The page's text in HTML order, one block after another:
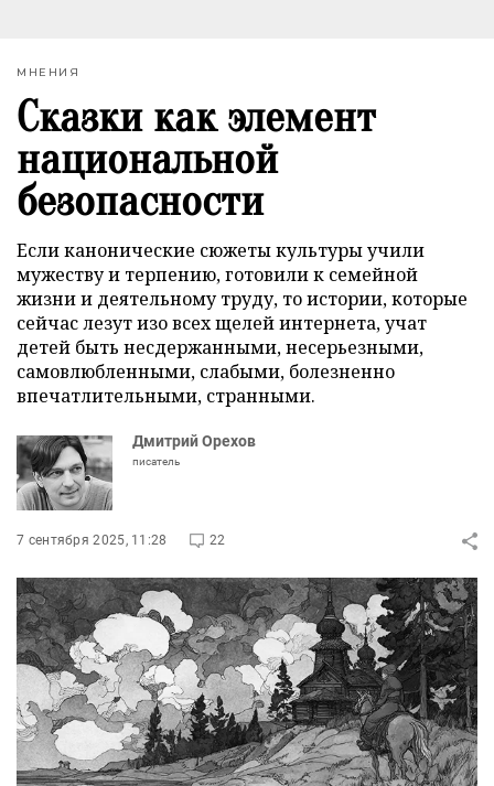
МНЕНИЯ
Сказки как элемент
национальной
безопасности
Если канонические сюжеты культуры учили
мужеству и терпению, готовили к семейной
жизни и деятельному труду, то истории, которые
сейчас лезут изо всех щелей интернета, учат
детей быть несдержанными, несерьезными,
самовлюбленными, слабыми, болезненно
впечатлительными, странными.
Дмитрий Орехов
писатель
7 сентября 2025, 11:28 22